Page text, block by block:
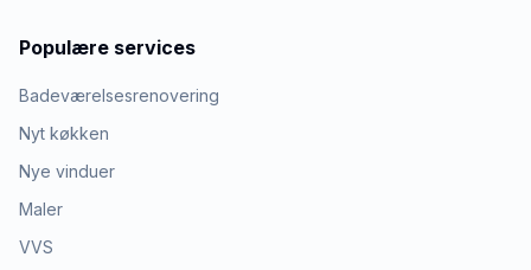
Populære services
Badeværelsesrenovering
Nyt køkken
Nye vinduer
Maler
VVS